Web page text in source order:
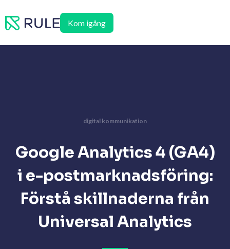
till
Kom igång
digital kommunikation
Google Analytics 4 (GA4)
i e-postmarknadsföring:
Förstå skillnaderna från
Universal Analytics